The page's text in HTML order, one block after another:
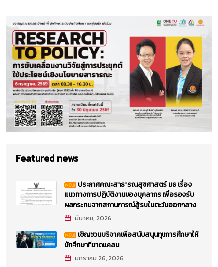
Featured news
ประกาศคณะสาธารณสุขศาสตร์ มธ เรื่อง
แนวทางการปฏิบัติงานของบุคลากร เพื่อรองรับ
ผลกระทบจากสถานการณ์สู้รบในตะวันออกกลาง
มีนาคม, 2026
เชิญชวนบริจาคเพื่อสนับสนุนทุนการศึกษาให้
นักศึกษาที่ขาดแคลน
มกราคม 26, 2026